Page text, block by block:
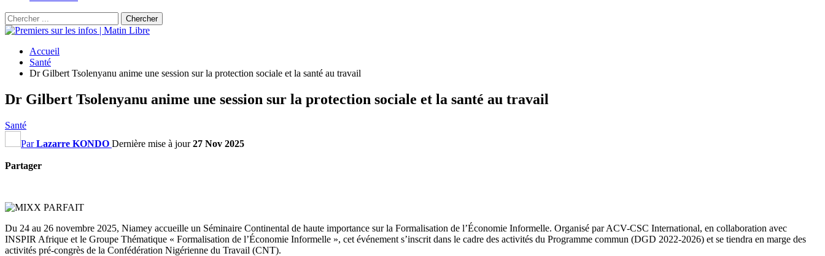
Accueil
Santé
Dr Gilbert Tsolenyanu anime une session sur la protection sociale et la santé au travail
Dr Gilbert Tsolenyanu anime une session sur la protection sociale et la santé au travail
Santé
ParLazarre KONDO Dernière mise à jour27 Nov 2025
Partager
Du 24 au 26 novembre 2025, Niamey accueille un Séminaire Continental de haute importance sur la Formalisation de l’Économie Informelle. Organisé par ACV-CSC International, en collaboration avec
INSPIR Afrique et le Groupe Thématique « Formalisation de l’Économie Informelle », cet événement s’inscrit dans le cadre des activités du Programme commun (DGD 2022-2026) et se tiendra en marge des
activités pré-congrès de la Confédération Nigérienne du Travail (CNT).